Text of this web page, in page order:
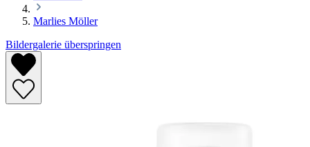
Marlies Möller
Bildergalerie überspringen